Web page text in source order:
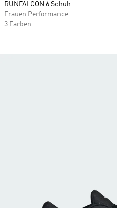
RUNFALCON 6 Schuh
Frauen Performance
3 Farben